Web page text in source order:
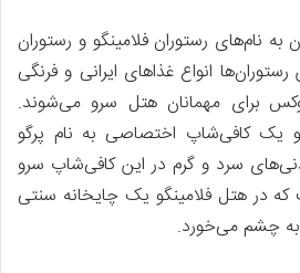
به نام‌های رستوران فلامینگو و رستوران
انواع غذاهای ایرانی و فرنگی
برای مهمانان هتل سرو می‌شوند.
یک کافی‌شاپ اختصاصی به نام پرگو
سرد و گرم در این کافی‌شاپ سرو
که در هتل فلامینگو یک چایخانه سنتی
چشم می‌خورد.